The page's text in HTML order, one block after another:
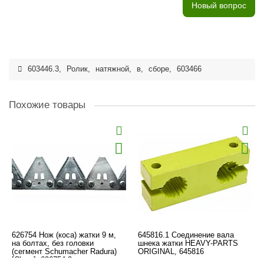
Новый вопрос
603446.3, Ролик, натяжной, в, сборе, 603466
Похожие товары
626754 Нож (коса) жатки 9 м,
на болтах, без головки
(сегмент Schumacher Radura)
645816.1 Соединение вала
шнека жатки HEAVY-PARTS
ORIGINAL, 645816